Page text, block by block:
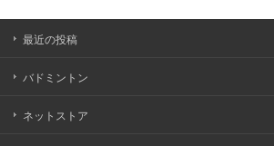
最近の投稿
バドミントン
ネットストア